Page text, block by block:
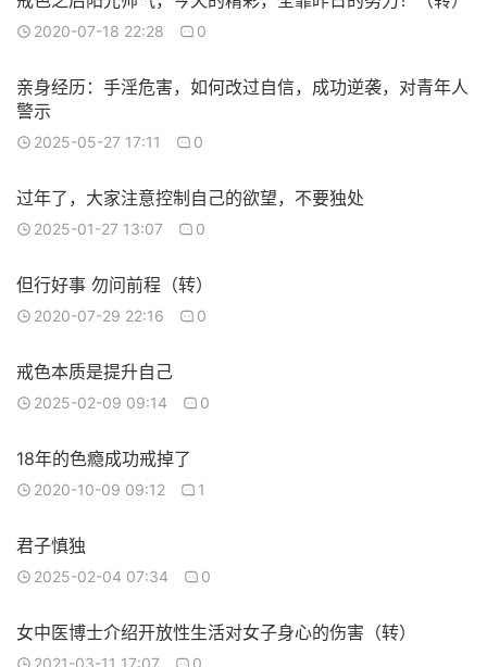
2020-07-18 22:28 0
亲身经历：手淫危害，如何改过自信，成功逆袭，对青年人
警示
2025-05-27 17:11 0
过年了，大家注意控制自己的欲望，不要独处
2025-01-27 13:07 0
但行好事 勿问前程（转）
2020-07-29 22:16 0
戒色本质是提升自己
2025-02-09 09:14 0
18年的色瘾成功戒掉了
2020-10-09 09:12 1
君子慎独
2025-02-04 07:34 0
女中医博士介绍开放性生活对女子身心的伤害（转）
2021-03-11 17:07 0